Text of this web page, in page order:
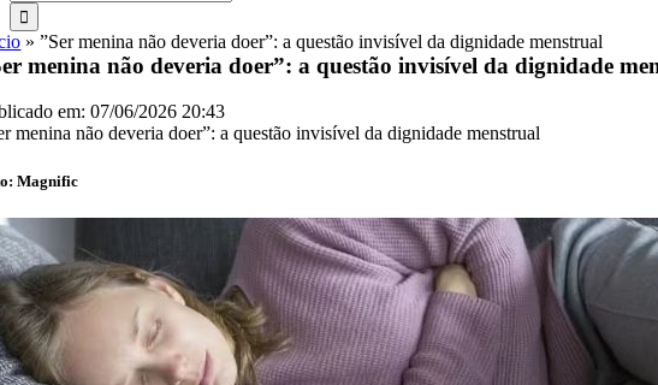
resultados
para:
»”Ser menina não deveria doer”: a questão invisível da dignidade menstrual
menina não deveria doer”: a questão invisível da dignidade
em: 07/06/2026 20:43
menina não deveria doer”: a questão invisível da dignidade menstrual
Magnific